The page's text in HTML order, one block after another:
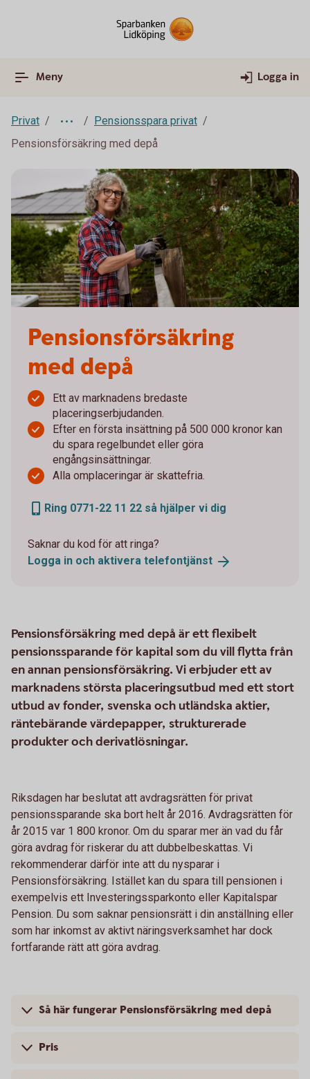
Meny Logga in
Privat
Pensionsspara privat
Pensionsförsäkring med depå
Pensionsförsäkring
med depå
Ett av marknadens bredaste
placeringserbjudanden.
Efter en första insättning på 500 000 kronor kan
du spara regelbundet eller göra
engångsinsättningar.
Alla omplaceringar är skattefria.
Ring 0771-22 11 22 så hjälper vi dig
Saknar du kod för att ringa?
Logga in och aktivera telefontjänst
Pensionsförsäkring med depå är ett flexibelt
pensionssparande för kapital som du vill flytta från
en annan pensionsförsäkring. Vi erbjuder ett av
marknadens största placeringsutbud med ett stort
utbud av fonder, svenska och utländska aktier,
räntebärande värdepapper, strukturerade
produkter och derivatlösningar.
Riksdagen har beslutat att avdragsrätten för privat
pensionssparande ska bort helt år 2016. Avdragsrätten för
år 2015 var 1 800 kronor. Om du sparar mer än vad du får
göra avdrag för riskerar du att dubbelbeskattas. Vi
rekommenderar därför inte att du nysparar i
Pensionsförsäkring. Istället kan du spara till pensionen i
exempelvis ett Investeringssparkonto eller Kapitalspar
Pension. Du som saknar pensionsrätt i din anställning eller
som har inkomst av aktivt näringsverksamhet har dock
fortfarande rätt att göra avdrag.
Så här fungerar Pensionsförsäkring med depå
Pris